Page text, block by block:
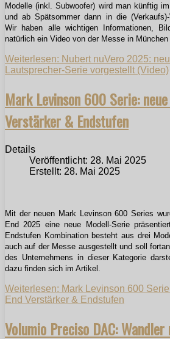
Modelle (inkl. Subwoofer) wird man künftig
und ab Spätsommer dann in die (Verkaufs)-
Wir haben alle wichtigen Informationen,
natürlich ein Video von der Messe in München
Weiterlesen: Nubert nuVero 2025:
Lautsprecher-Serie vorgestellt (Video)
Mark Levinson 600 Serie:
Verstärker & Endstufen
Details
Veröffentlicht: 28. Mai 2025
Erstellt: 28. Mai 2025
Mit der neuen Mark Levinson 600 Series
End 2025 eine neue Modell-Serie
Endstufen Kombination besteht aus drei
auch auf der Messe ausgestellt und soll
des Unternehmens in dieser Kategorie
dazu finden sich im Artikel.
Weiterlesen: Mark Levinson 600
End Verstärker & Endstufen
Volumio Preciso DAC: